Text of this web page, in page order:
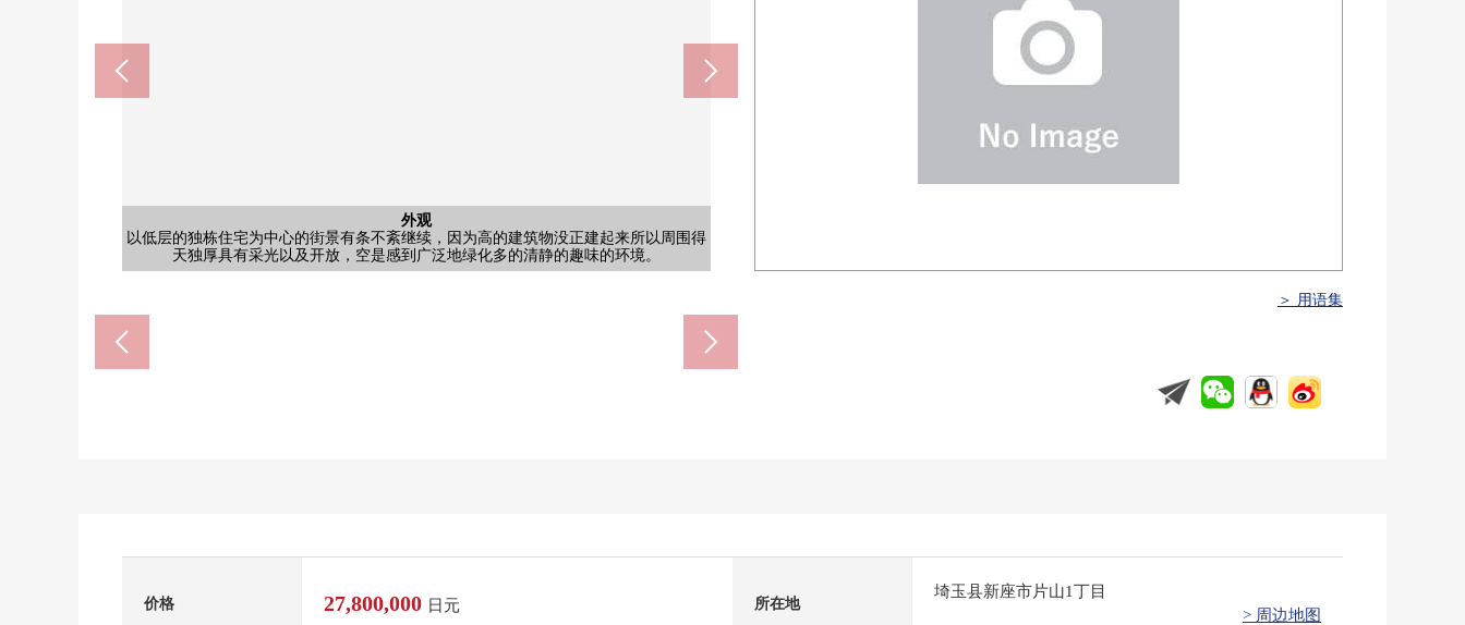
外观
以低层的独栋住宅为中心的街景有条不紊继续，因为高的建筑物没正建起来所以周围得
天独厚具有采光以及开放，空是感到广泛地绿化多的清静的趣味的环境。
含有前面道路的外观
按照在前面道路清静的住宅地行驶的车的原样原封不动的少的道路。
客厅
厨房
外观
容易到小学、公园做步行10分钟的范围以内的育儿的环境。
门口
是有舒适的门口部分
客厅
客厅
日式房间
客厅
日式房间
西式房间
容易家族使用的4SLDK的家。有阁楼收纳。
西式房间
日式房间
是收纳场所被充分准备的设计。行李对有许多多kunarigachino育儿代，爱好的家族好的
住宅。
日式房间
门口
门口部分的收藏也丰富
室内
风景
在周围，公园分散地存在，是绿丰富的居住环境。
含有前面道路的外观
幅员约4.4m的前面道路。
外观
在周围，公园分散地存在，是绿丰富的居住环境。
停车场
到超市，便利店步行5分钟的范围以内。在生活好的居住环境。
外观
是有舒适的整形地
新座市立片山小学(约590m)
新座市立第5中学(约855m)
Inageya新座野寺店(约370m)
全家便利店新座片山1丁目商店(约350m)
7-Eleven新座体育馆1丁目商店(约500m)
doragguseimusu新座片山店(约430m)
＞ 用语集
价格 27,800,000 日元 所在地
埼玉县新座市片山1丁目
> 周边地图